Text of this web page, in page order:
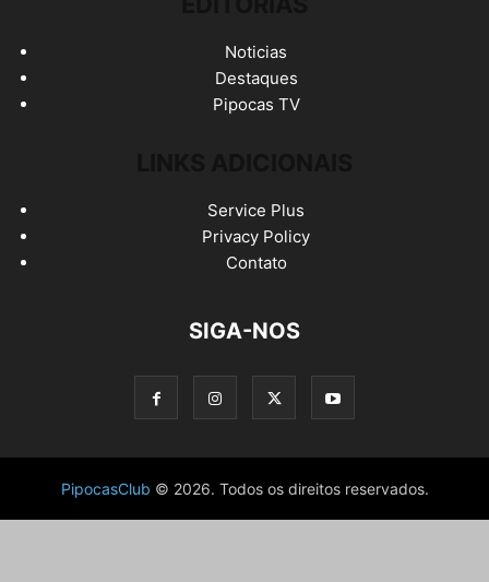
Noticias
Destaques
Pipocas TV
Service Plus
Privacy Policy
Contato
SIGA-NOS
PipocasClub © 2026. Todos os direitos reservados.